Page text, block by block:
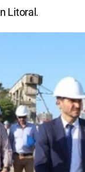
Litoral.